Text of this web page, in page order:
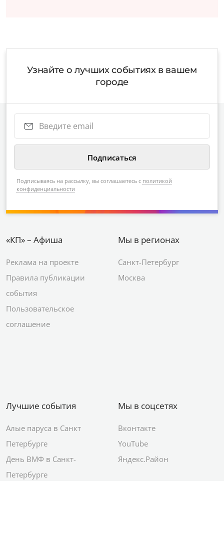
Узнайте о лучших событиях в вашем
городе
Подписываясь на рассылку, вы соглашаетесь с политикой
конфиденциальности
«КП» – Афиша
Реклама на проекте
Правила публикации
события
Пользовательское
соглашение
Мы в регионах
Санкт-Петербург
Москва
Лучшие события
Алые паруса в Санкт
Петербурге
День ВМФ в Санкт-
Петербурге
Мы в соцсетях
Вконтакте
YouTube
Яндекс.Район